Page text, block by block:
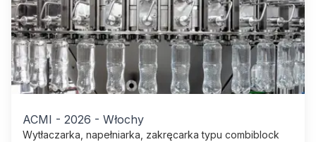
ACMI - 2026 - Włochy
Wytłaczarka, napełniarka, zakręcarka typu combiblock